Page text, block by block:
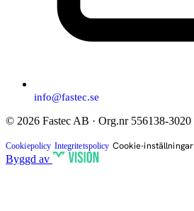
info@fastec.se
© 2026 Fastec AB · Org.nr 556138-3020
Cookiepolicy Integritetspolicy Cookie-inställningar
Byggd av